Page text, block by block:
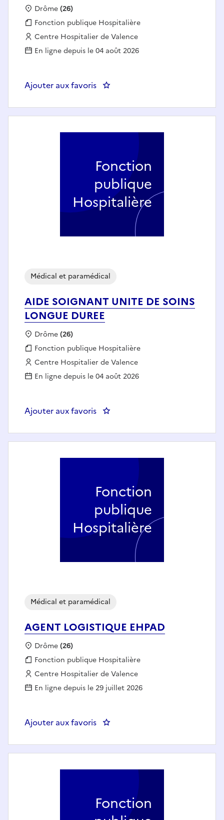
Localisation :
Drôme(26)
Fonction publique :
Fonction publique Hospitalière
Employeur :
Centre Hospitalier de Valence
En ligne depuis le 04 août 2026
Ajouter aux favoris : AUXILIAIRE DE VIE SOCIALE
AIDE SOIGNANT UNITE DE SOINS
LONGUE DUREE
Médical et paramédical
Localisation :
Drôme(26)
Fonction publique :
Fonction publique Hospitalière
Employeur :
Centre Hospitalier de Valence
En ligne depuis le 04 août 2026
Ajouter aux favoris : AIDE SOIGNANT UNITE DE
Fonction
publique
Hospitalière
AGENT LOGISTIQUE EHPAD
Médical et paramédical
Localisation :
Drôme(26)
Fonction publique :
Fonction publique Hospitalière
Employeur :
Centre Hospitalier de Valence
En ligne depuis le 29 juillet 2026
Ajouter aux favoris : AGENT LOGISTIQUE EHPAD
Fonction
publique
Hospitalière
Fonction